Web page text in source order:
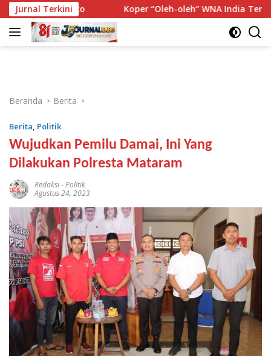
Langsung
ke
konten
Jurnal Terkini
Risiko Koper “Oleh-oleh” WNA India Ternyata Berisi
Beranda Berita
Berita, Politik
Wujudkan Pemilu Damai, Ini Yang
Dilakukan Polresta Mataram
Redaksi-Politik
Agustus 24, 2023